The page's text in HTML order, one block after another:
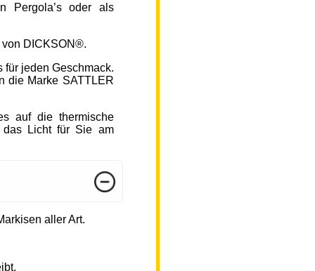
Pergola’s oder als
von DICKSON®.
jeden Geschmack.
die Marke SATTLER
auf die thermische
das Licht für Sie am
aller Art.